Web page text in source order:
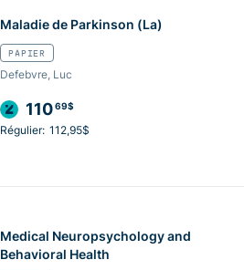
Maladie de Parkinson (La)
PAPIER
Defebvre, Luc
11069$
Régulier: 112,95$
Medical Neuropsychology and
Behavioral Health